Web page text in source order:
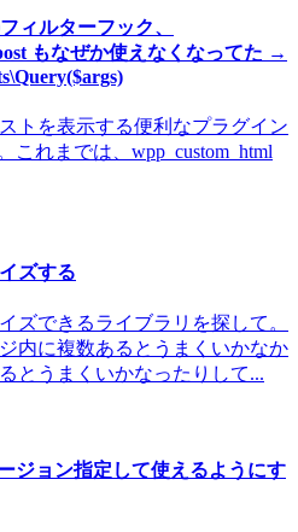
ィルターフック、
もなぜか使えなくなってた →
トを表示する便利なプラグイン
。これまでは、wpp_custom_html
ズする
ズできるライブラリを探して。
内に複数あるとうまくいかなか
とうまくいかなったりして...
ジョン指定して使えるようにす